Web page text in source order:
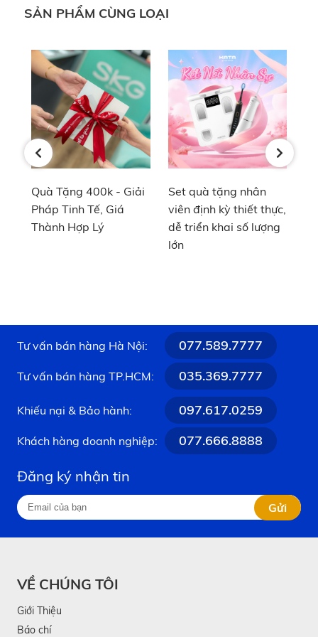
nghiệp bằng thiết bị công nghệ
chọn thiết bị công nghệ KATA làm quà tặng ngày
điều dưỡng Việt Nam giúp nâng tầm sự kiện. Điều
này cho thấy sự hiện đại, tư duy đổi mới của ban
lãnh đạo bệnh viện trong việc lựa chọn các giải
pháp chăm sóc nhân sự thời đại số.
Qùa tặng ý nghĩa từ bệnh viện cho đội ngũ điều
dưỡng thể hiện sự quan tâm từ ban lãnh đạo
1.4. Gắn kết nhân tâm, xây dựng môi
từ phía đơn vị qua món quà thiết thực, họ sẽ có
thêm động lực gắn kết, tận tâm hơn với nghề. Món
SẢN PHẨM CÙNG LOẠI
Quà Tặng 400k - Giải
Pháp Tinh Tế, Giá
Thành Hợp Lý
Set quà tặng nhân
viên định kỳ thiết thực,
dễ triển khai số lượng
lớn
Tư vấn bán hàng Hà Nội: 077.589.7777
Tư vấn bán hàng TP.HCM: 035.369.7777
Khiếu nại & Bảo hành: 097.617.0259
Khách hàng doanh nghiệp: 077.666.8888
Đăng ký nhận tin
Gửi
VỀ CHÚNG TÔI
Giới Thiệu
Báo chí